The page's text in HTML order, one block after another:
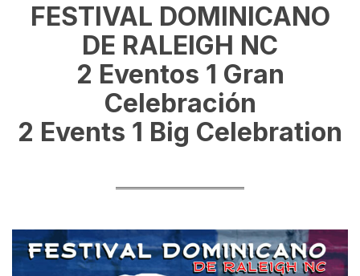
FESTIVAL DOMINICANO
DE RALEIGH NC
2 Eventos 1 Gran
Celebración
2 Events 1 Big Celebration